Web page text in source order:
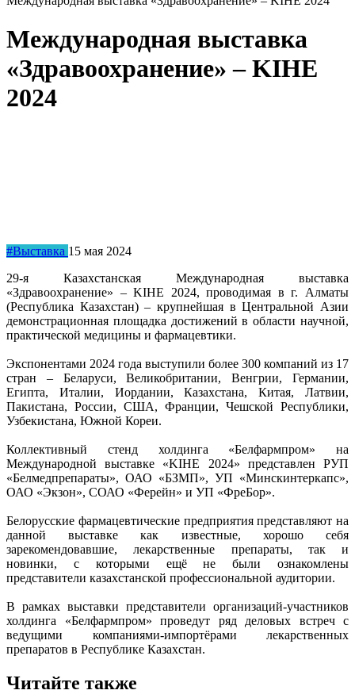
Международная выставка
«Здравоохранение» – KIHE
2024
#Выставка 15 мая 2024
29-я Казахстанская Международная выставка
«Здравоохранение» – KIHE 2024, проводимая в г. Алматы
(Республика Казахстан) – крупнейшая в Центральной Азии
демонстрационная площадка достижений в области научной,
практической медицины и фармацевтики.
Экспонентами 2024 года выступили более 300 компаний из 17
стран – Беларуси, Великобритании, Венгрии, Германии,
Египта, Италии, Иордании, Казахстана, Китая, Латвии,
Пакистана, России, США, Франции, Чешской Республики,
Узбекистана, Южной Кореи.
Коллективный стенд холдинга «Белфармпром» на
Международной выставке «KIHE 2024» представлен РУП
«Белмедпрепараты», ОАО «БЗМП», УП «Минскинтеркапс»,
ОАО «Экзон», СОАО «Ферейн» и УП «ФреБор».
Белорусские фармацевтические предприятия представляют на
данной выставке как известные, хорошо себя
зарекомендовавшие, лекарственные препараты, так и
новинки, с которыми ещё не были ознакомлены
представители казахстанской профессиональной аудитории.
В рамках выставки представители организаций-участников
холдинга «Белфармпром» проведут ряд деловых встреч с
ведущими компаниями-импортёрами лекарственных
препаратов в Республике Казахстан.
Читайте также